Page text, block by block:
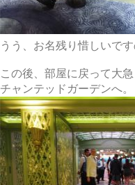
うう、お名残り惜しいで
この後、部屋に戻って大
チャンテッドガーデンへ。